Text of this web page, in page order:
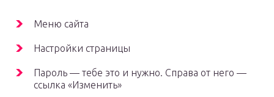
Меню сайта
Настройки страницы
Пароль — тебе это и нужно. Справа от него —
ссылка «Изменить»